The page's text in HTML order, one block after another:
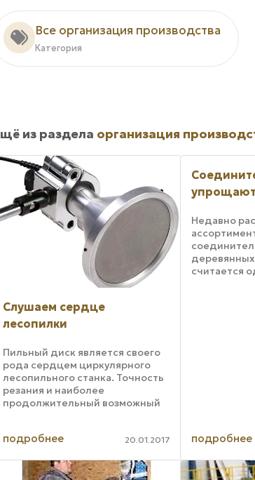
Все организация производства
Категория
из раздела организация
Слушаем сердце
лесопилки
Пильный диск является своего
рода сердцем циркулярного
лесопильного станка. Точность
резания и наиболее
продолжительный возможный
соответственно на качество
лесопильного предприятия. ...
подробнее 20.01.2017
упрощают
Недавно
считается
подробнее